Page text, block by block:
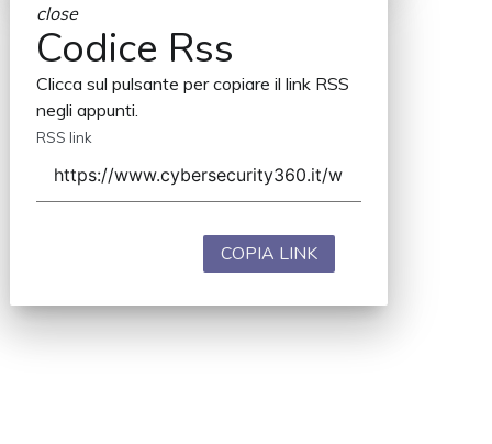
close
Codice Rss
Clicca sul pulsante per copiare il link RSS
negli appunti.
RSS link
COPIA LINK